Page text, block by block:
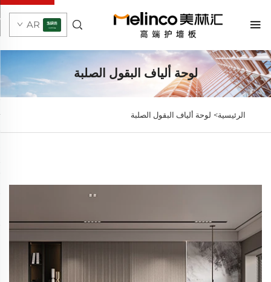
AR
لوحة ألياف البقول الصلبة
الرئيسية> لوحة ألياف البقول الصلبة